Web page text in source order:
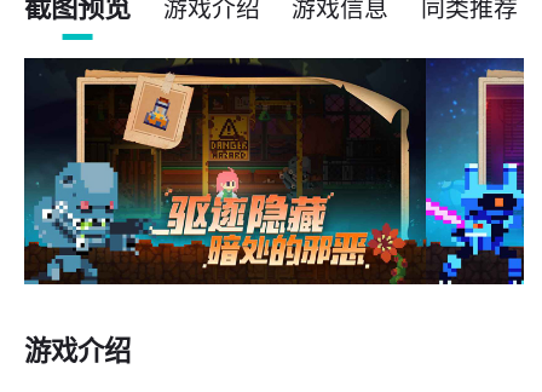
截图预览 游戏介绍 游戏信息 同类推荐
游戏介绍